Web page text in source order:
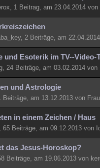
1 Beitrag, am 23.04.2014 von
2 Beiträge, am
und Esoterik im TV--Video-
24 Beiträge, am 03.02.2014 von
und Astrologie
Beiträge, am 13.12.2013 von
in einem Zeichen / Haus
65 Beiträge, am 09.12.2013 von
das Jesus-Horoskop?
Beiträge, am 19.06.2013 von